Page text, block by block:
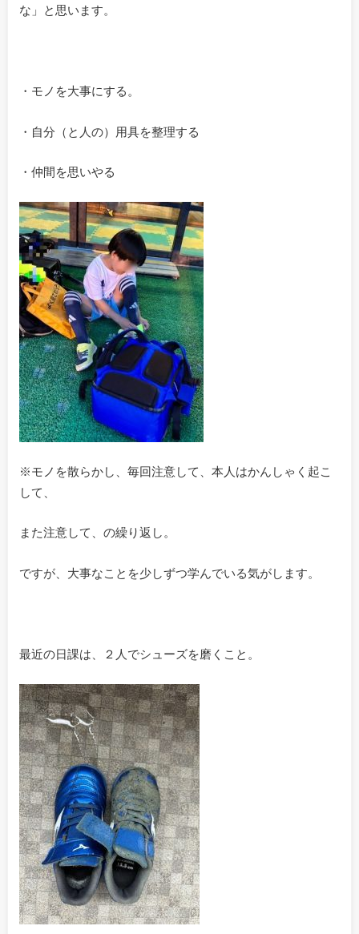
な」と思います。
・モノを大事にする。
・自分（と人の）用具を整理する
・仲間を思いやる
※モノを散らかし、毎回注意して、本人はかんしゃく起こ
して、
また注意して、の繰り返し。
ですが、大事なことを少しずつ学んでいる気がします。
最近の日課は、２人でシューズを磨くこと。